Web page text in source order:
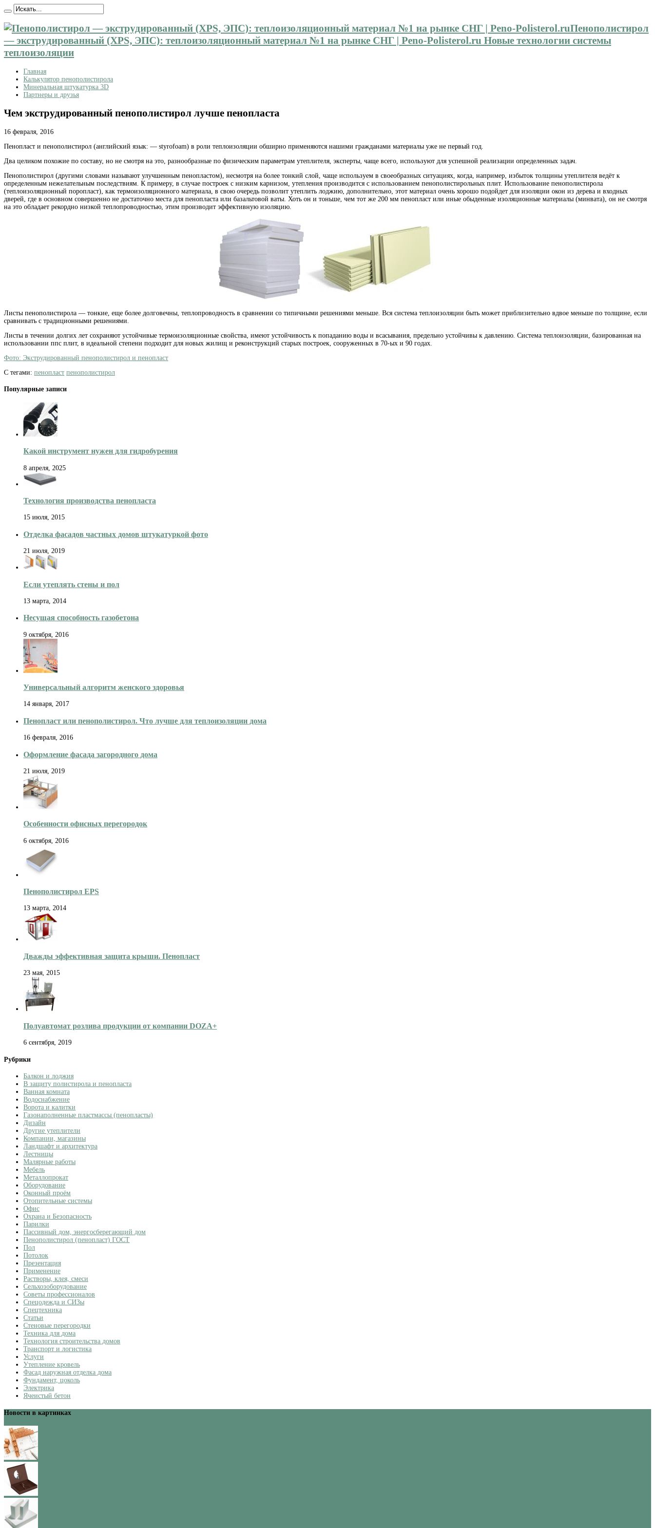
Пенополистирол
— экструдированный (XPS, ЭПС): теплоизоляционный материал №1 на рынке СНГ | Peno-Polisterol.ru Новые технологии системы
теплоизоляции
Главная
Калькулятор пенополистирола
Минеральная штукатурка 3D
Партнеры и друзья
Чем экструдированный пенополистирол лучше пенопласта
16 февраля, 2016
Пенопласт и пенополистирол (английский язык: — styrofoam) в роли теплоизоляции обширно применяются нашими гражданами материалы уже не первый год.
Два целиком похожие по составу, но не смотря на это, разнообразные по физическим параметрам утеплителя, эксперты, чаще всего, используют для успешной реализации определенных задач.
Пенополистирол (другими словами называют улучшенным пенопластом), несмотря на более тонкий слой, чаще используем в своеобразных ситуациях, когда, например, избыток толщины утеплителя ведёт к
определенным нежелательным последствиям. К примеру, в случае построек с низким карнизом, утепления производится с использованием пенополистирольных плит. Использование пенополистирола
(теплоизоляционный поропласт), как термоизоляционного материала, в свою очередь позволит утеплить лоджию, дополнительно, этот материал очень хорошо подойдет для изоляции окон из дерева и входных
дверей, где в основном совершенно не достаточно места для пенопласта или базальтовой ваты. Хоть он и тоньше, чем тот же 200 мм пенопласт или иные обыденные изоляционные материалы (минвата), он не смотря
на это обладает рекордно низкой теплопроводностью, этим производит эффективную изоляцию.
Листы пенополистирола — тонкие, еще более долговечны, теплопроводность в сравнении со типичными решениями меньше. Вся система теплоизоляции быть может приблизительно вдвое меньше по толщине, если
сравнивать с традиционными решениями.
Листы в течении долгих лет сохраняют устойчивые термоизоляционные свойства, имеют устойчивость к попаданию воды и всасывания, предельно устойчивы к давлению. Система теплоизоляции, базированная на
использовании ппс плит, в идеальной степени подходит для новых жилищ и реконструкций старых построек, сооруженных в 70-ых и 90 годах.
Фото: Экструдированный пенополистирол и пенопласт
С тегами: пенопласт пенополистирол
Популярные записи
Какой инструмент нужен для гидробурения
8 апреля, 2025
Технология производства пенопласта
15 июля, 2015
Отделка фасадов частных домов штукатуркой фото
21 июля, 2019
Если утеплять стены и пол
13 марта, 2014
Несущая способность газобетона
9 октября, 2016
Универсальный алгоритм женского здоровья
14 января, 2017
Пенопласт или пенополистирол. Что лучше для теплоизоляции дома
16 февраля, 2016
Оформление фасада загородного дома
21 июля, 2019
Особенности офисных перегородок
6 октября, 2016
Пенополистирол EPS
13 марта, 2014
Дважды эффективная защита крыши. Пенопласт
23 мая, 2015
Полуавтомат розлива продукции от компании DOZA+
6 сентября, 2019
Рубрики
Балкон и лоджия
В защиту полистирола и пенопласта
Ванная комната
Водоснабжение
Ворота и калитки
Газонаполненные пластмассы (пенопласты)
Дизайн
Другие утеплители
Компании, магазины
Ландшафт и архитектура
Лестницы
Малярные работы
Мебель
Металлопрокат
Оборудование
Оконный проём
Отопительные системы
Офис
Охрана и Безопасность
Парилки
Пассивный дом, энергосберегающий дом
Пенополистирол (пенопласт) ГОСТ
Пол
Потолок
Презентация
Применение
Растворы, клея, смеси
Сельхозоборудование
Советы профессионалов
Спецодежда и СИЗы
Спецтехника
Статьи
Стеновые перегородки
Техника для дома
Технология строительства домов
Транспорт и логистика
Услуги
Утепление кровель
Фасад наружная отделка дома
Фундамент, цоколь
Электрика
Ячеистый бетон
Новости в картинках